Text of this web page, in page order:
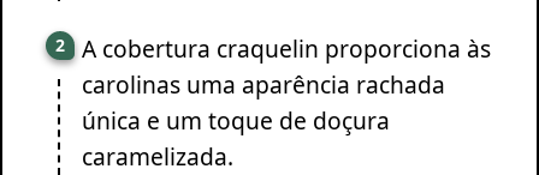
A cobertura craquelin proporciona às
carolinas uma aparência rachada
única e um toque de doçura
caramelizada.